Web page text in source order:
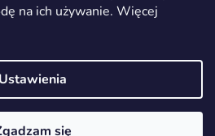
na ich używanie. Więcej
Ustawienia
się
się zwarunkami
Shoptet&PekneWeby